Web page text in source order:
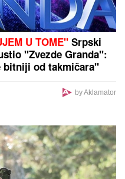
U TOME" Srpski
"Zvezde Granda":
bitniji od takmičara"
by Aklamator